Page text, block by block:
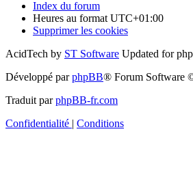
Index du forum
Heures au format UTC+01:00
Supprimer les cookies
AcidTech by ST Software Updated for
Développé parphpBB® Forum Software
Traduit parphpBB-fr.com
Confidentialité | Conditions